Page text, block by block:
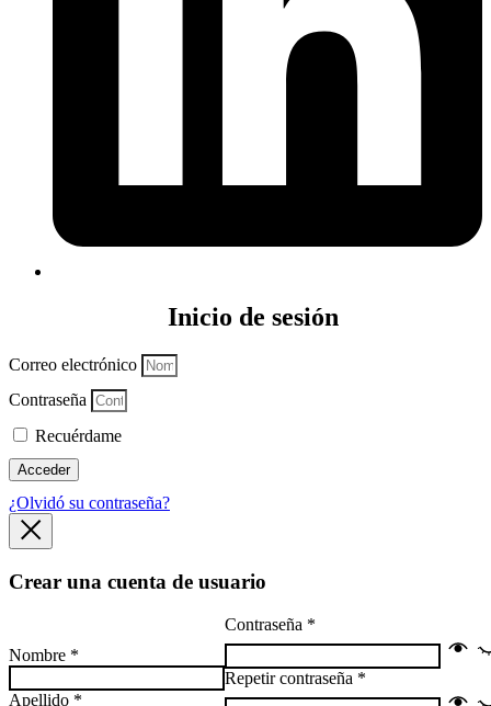
Inicio de sesión
Correo electrónico
Contraseña
Recuérdame
Acceder
¿Olvidó su contraseña?
Crear una cuenta de usuario
Nombre *
Apellido *
Contraseña *
Repetir contraseña *